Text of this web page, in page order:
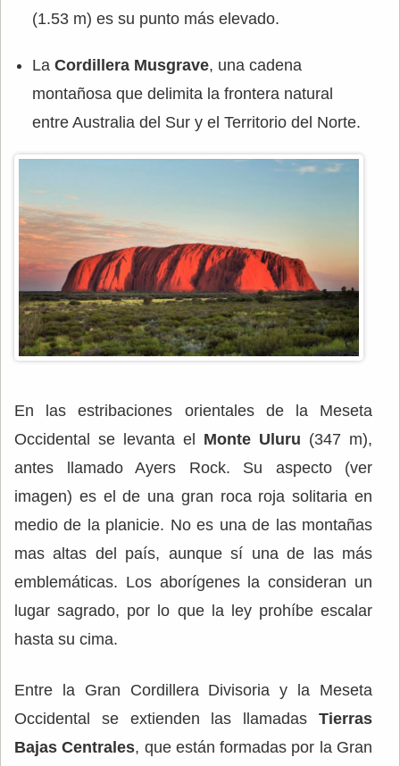
(1.53 m) es su punto más elevado.
La Cordillera Musgrave, una cadena
montañosa que delimita la frontera natural
entre Australia del Sur y el Territorio del Norte.
En las estribaciones orientales de la Meseta
Occidental se levanta el Monte Uluru (347 m),
antes llamado Ayers Rock. Su aspecto (ver
imagen) es el de una gran roca roja solitaria en
medio de la planicie. No es una de las montañas
mas altas del país, aunque sí una de las más
emblemáticas. Los aborígenes la consideran un
lugar sagrado, por lo que la ley prohíbe escalar
hasta su cima.
Entre la Gran Cordillera Divisoria y la Meseta
Occidental se extienden las llamadas Tierras
Bajas Centrales, que están formadas por la Gran